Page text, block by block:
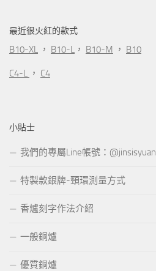
最近很火紅的款式
B10-XL ， B10-L ， B10-M ， B10
C4-L ， C4
小貼士
我們的專屬Line帳號：@jinsisyuan
特製款銀牌-頸環測量方式
香爐刻字作法介紹
一般銅爐
優質銅爐